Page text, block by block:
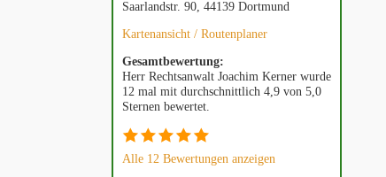
Saarlandstr. 90, 44139 Dortmund
Kartenansicht / Routenplaner
Gesamtbewertung:
Herr Rechtsanwalt Joachim Kerner wurde
12 mal mit durchschnittlich 4,9 von 5,0
Sternen bewertet.
Alle 12 Bewertungen anzeigen